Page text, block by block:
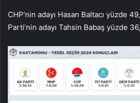
CHP’nin adayı Hasan Baltacı yüzde
Parti’nin adayı Tahsin Babaş yüzde